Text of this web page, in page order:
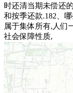
时还清当期未偿还
和按季还款.182、
属于集体所有,人们
社会保障性质,